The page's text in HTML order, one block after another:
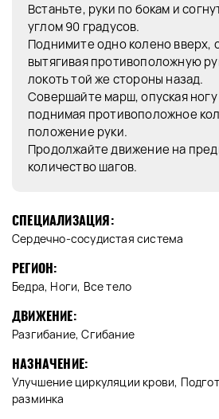
Встаньте, руки по бокам и
углом 90 градусов.
Поднимите одно колено вверх,
вытягивая противоположную
локоть той же стороны назад.
Совершайте марш, опуская
поднимая противоположное
положение руки.
Продолжайте движение на
количество шагов.
СПЕЦИАЛИЗАЦИЯ:
Сердечно-сосудистая система
РЕГИОН:
Бедра, Ноги, Все тело
ДВИЖЕНИЕ:
Разгибание, Сгибание
НАЗНАЧЕНИЕ:
Улучшение циркуляции крови,
разминка